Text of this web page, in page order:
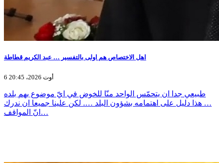
اهل الاختصاص هم اولى بالتفسير … عبد الكريم قطاطة
6 أوت 2026، 20:45
طبيعي جدا ان يتحمّس الواحد منّا للخوض في ايّ موضوع يهم بلده
… هذا دليل على اهتمامه بشؤون البلد …. لكن علينا جميعا ان ندرك
انّ المواقف…